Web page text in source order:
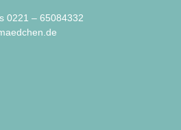
0221 – 65084332